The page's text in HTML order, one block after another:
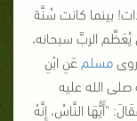
بينما كانت سُنَّة
الربَّ سبحانه،
مسلم عَنِ ابْنِ
الله عليه
"أَيُّهَا النَّاسُ، إِنَّهُ